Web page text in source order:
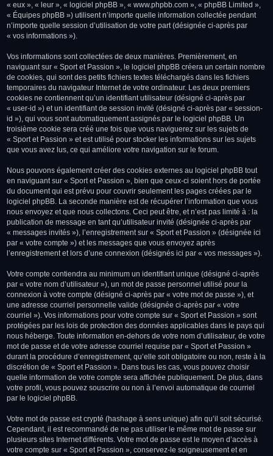
« eux », « leur », « logiciel phpBB », « www.phpbb.com », « phpBB Limited »,
« Équipes phpBB ») utilisent n’importe quelle information collectée pendant
n’importe quelle session d’utilisation de votre part (désignée ci-après par
« vos informations »).
Vos informations sont collectées de deux manières. Premièrement, en
naviguant sur « Sport et Passion », le logiciel phpBB créera un certain nombre
de cookies, qui sont des petits fichiers textes téléchargés dans les fichiers
temporaires du navigateur Internet de votre ordinateur. Les deux premiers
cookies ne contiennent qu’un identifiant utilisateur (désigné ci-après par
« user-id ») et un identifiant de session invité (désigné ci-après par « session-
id »), qui vous sont automatiquement assignés par le logiciel phpBB. Un
troisième cookie sera créé une fois que vous naviguerez sur les sujets de
« Sport et Passion » et est utilisé pour stocker les informations sur les sujets
que vous avez lus, ce qui améliore votre navigation sur le forum.
Nous pouvons également créer des cookies externes au logiciel phpBB tout
en naviguant sur « Sport et Passion », bien que ceux-ci soient hors de portée
du document qui est prévu pour couvrir seulement les pages créées par le
logiciel phpBB. La seconde manière est de récupérer l’information que vous
nous envoyez et que nous collectons. Ceci peut être, et n’est pas limité à : la
publication de message en tant qu’utilisateur invité (désignée ci-après par
« messages invités »), l’enregistrement sur « Sport et Passion » (désignée ici
par « votre compte ») et les messages que vous envoyez après
l’enregistrement et lors d’une connexion (désignés ici par « vos messages »).
Votre compte contiendra au minimum un identifiant unique (désigné ci-après
par « votre nom d’utilisateur »), un mot de passe personnel utilisé pour la
connexion à votre compte (désigné ci-après par « votre mot de passe »), et
une adresse courriel personnelle valide (désignée ci-après par « votre
courriel »). Vos informations pour votre compte sur « Sport et Passion » sont
protégées par les lois de protection des données applicables dans le pays qui
nous héberge. Toute information en-dehors de votre nom d’utilisateur, de votre
mot de passe et de votre adresse courriel requise par « Sport et Passion »
durant la procédure d’enregistrement, qu’elle soit obligatoire ou non, reste à la
discrétion de « Sport et Passion ». Dans tous les cas, vous pouvez choisir
quelle information de votre compte sera affichée publiquement. De plus, dans
votre profil, vous pouvez souscrire ou non à l’envoi automatique de courriel
par le logiciel phpBB.
Votre mot de passe est crypté (hashage à sens unique) afin qu’il soit sécurisé.
Cependant, il est recommandé de ne pas utiliser le même mot de passe sur
plusieurs sites Internet différents. Votre mot de passe est le moyen d’accès à
votre compte sur « Sport et Passion », conservez-le soigneusement et en